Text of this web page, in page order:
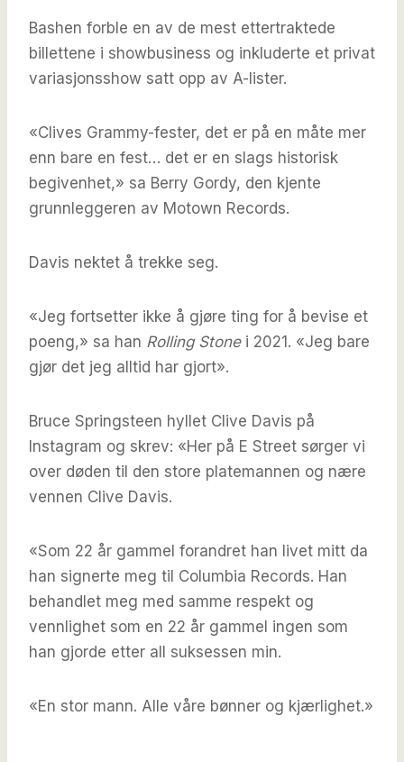
Bashen forble en av de mest ettertraktede
billettene i showbusiness og inkluderte et privat
variasjonsshow satt opp av A-lister.
«Clives Grammy-fester, det er på en måte mer
enn bare en fest… det er en slags historisk
begivenhet,» sa Berry Gordy, den kjente
grunnleggeren av Motown Records.
Davis nektet å trekke seg.
«Jeg fortsetter ikke å gjøre ting for å bevise et
poeng,» sa han Rolling Stonei 2021. «Jeg bare
gjør det jeg alltid har gjort».
Bruce Springsteen hyllet Clive Davis på
Instagram og skrev: «Her på E Street sørger vi
over døden til den store platemannen og nære
vennen Clive Davis.
«Som 22 år gammel forandret han livet mitt da
han signerte meg til Columbia Records. Han
behandlet meg med samme respekt og
vennlighet som en 22 år gammel ingen som
han gjorde etter all suksessen min.
«En stor mann. Alle våre bønner og kjærlighet.»